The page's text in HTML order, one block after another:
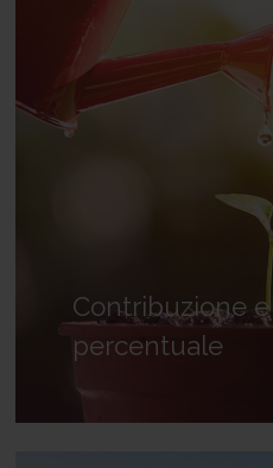
Contribuzione
percentuale